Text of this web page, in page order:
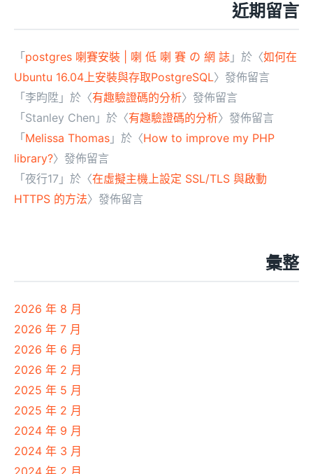
近期留言
「 postgres 喇賽安裝 | 喇 低 喇 賽 の 網 誌 」於〈如何在
Ubuntu 16.04上安裝與存取PostgreSQL〉發佈留言
「 李昀陞 」於〈有趣驗證碼的分析〉發佈留言
「 Stanley Chen 」於〈有趣驗證碼的分析〉發佈留言
「 Melissa Thomas 」於〈How to improve my PHP
library?〉發佈留言
「 夜行17 」於〈在虛擬主機上設定 SSL/TLS 與啟動
HTTPS 的方法〉發佈留言
彙整
2026 年 8 月
2026 年 7 月
2026 年 6 月
2026 年 2 月
2025 年 5 月
2025 年 2 月
2024 年 9 月
2024 年 3 月
2024 年 2 月